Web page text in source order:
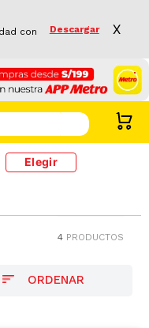
con
Descargar X
Elegir
4 PRODUCTOS